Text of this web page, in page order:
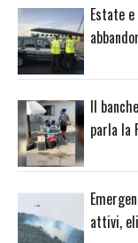
Estate
Il
parla la
attivi,